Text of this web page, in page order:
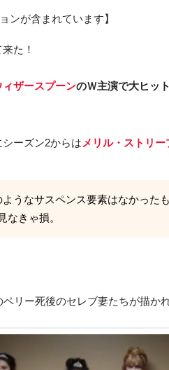
ンが含まれています】
た！
ィザースプーンのＷ主演で大ヒッ
ーズン2からはメリル・ストリー
ようなサスペンス要素はなかった
なきゃ損。
ペリー死後のセレブ妻たちが描かれ